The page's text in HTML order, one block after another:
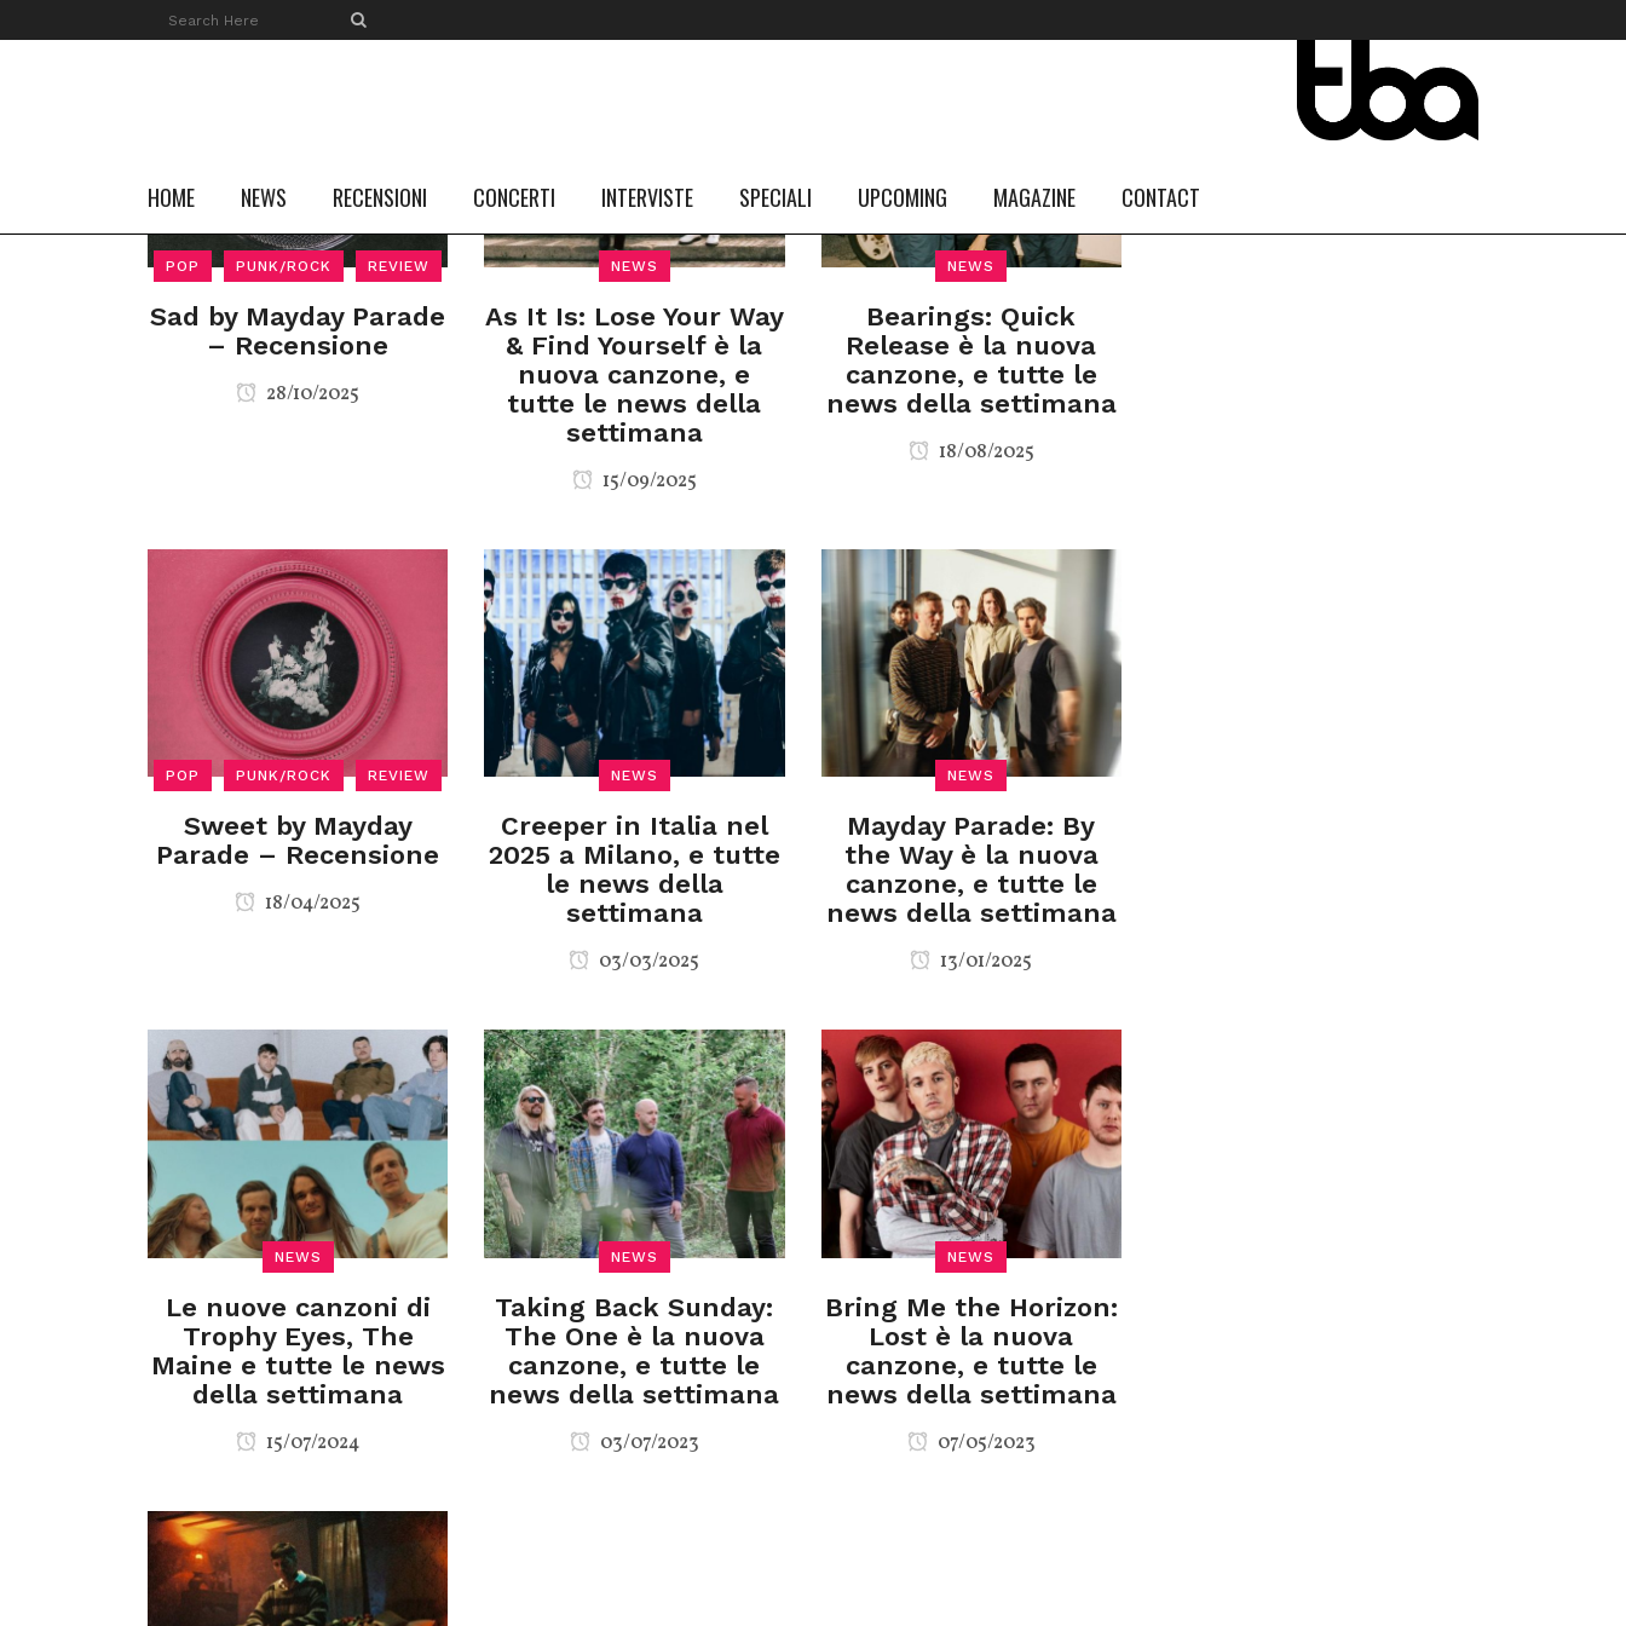
HOME NEWS RECENSIONI CONCERTI INTERVISTE SPECIALI UPCOMING MAGAZINE CONTACT
POP PUNK/ROCK REVIEW
Sad by Mayday Parade
– Recensione
28/10/2025
NEWS
As It Is: Lose Your Way
& Find Yourself è la
nuova canzone, e
tutte le news della
settimana
15/09/2025
NEWS
Bearings: Quick
Release è la nuova
canzone, e tutte le
news della settimana
18/08/2025
POP PUNK/ROCK REVIEW
Sweet by Mayday
Parade – Recensione
18/04/2025
NEWS
Creeper in Italia nel
2025 a Milano, e tutte
le news della
settimana
03/03/2025
NEWS
Mayday Parade: By
the Way è la nuova
canzone, e tutte le
news della settimana
13/01/2025
NEWS
Le nuove canzoni di
Trophy Eyes, The
Maine e tutte le news
della settimana
15/07/2024
NEWS
Taking Back Sunday:
The One è la nuova
canzone, e tutte le
news della settimana
03/07/2023
NEWS
Bring Me the Horizon:
Lost è la nuova
canzone, e tutte le
news della settimana
07/05/2023
FOLLOW US #TBA
INSTAGRAM FEED